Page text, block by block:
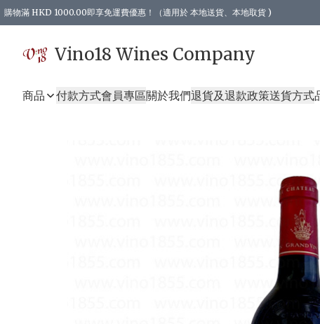
購物滿 HKD 1000.00即享免運費優惠！（適用於 本地送貨、本地取貨 )
Vino18 Wines Company
商品 付款方式會員專區關於我們退貨及退款政策送貨方式